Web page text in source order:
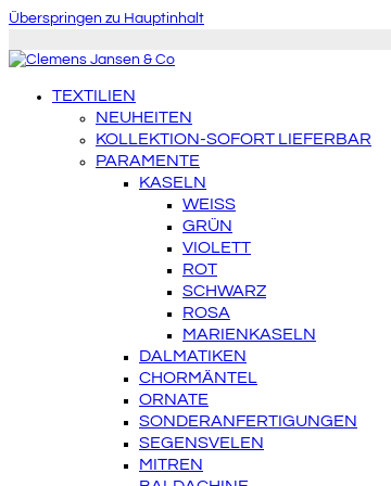
Überspringen zu Hauptinhalt
TEXTILIEN
NEUHEITEN
KOLLEKTION-SOFORT LIEFERBAR
PARAMENTE
KASELN
WEISS
GRÜN
VIOLETT
ROT
SCHWARZ
ROSA
MARIENKASELN
DALMATIKEN
CHORMÄNTEL
ORNATE
SONDERANFERTIGUNGEN
SEGENSVELEN
MITREN